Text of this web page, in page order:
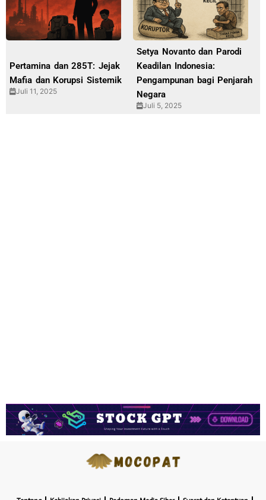
Pertamina dan 285T: Jejak
Mafia dan Korupsi Sistemik
Juli 11, 2025
Setya Novanto dan Parodi
Keadilan Indonesia:
Pengampunan bagi Penjarah
Negara
Juli 5, 2025